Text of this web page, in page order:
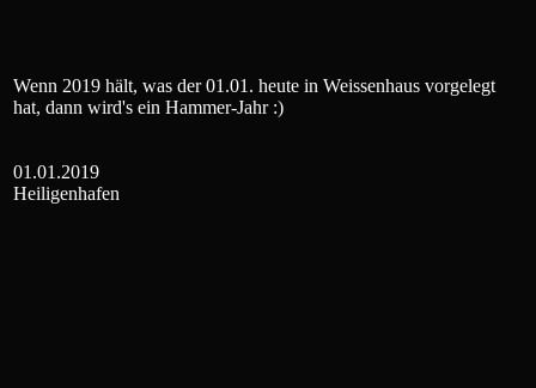
Wenn 2019 hält, was der 01.01. heute in Weissenhaus vorgelegt
hat, dann wird's ein Hammer-Jahr :)
01.01.2019
Heiligenhafen